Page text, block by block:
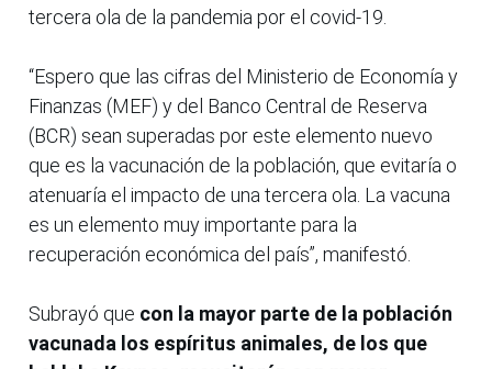
tercera ola de la pandemia por el covid-19.
“Espero que las cifras del Ministerio de Economía y
Finanzas (MEF) y del Banco Central de Reserva
(BCR) sean superadas por este elemento nuevo
que es la vacunación de la población, que evitaría o
atenuaría el impacto de una tercera ola. La vacuna
es un elemento muy importante para la
recuperación económica del país”, manifestó.
Subrayó que con la mayor parte de la población
vacunada los espíritus animales, de los que